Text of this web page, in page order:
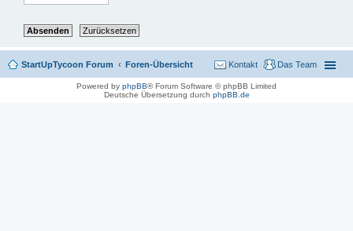
StartUpTycoon Forum Foren-Übersicht Das Team
Kontakt
Powered by phpBB® Forum Software © phpBB Limited
Deutsche Übersetzung durch phpBB.de